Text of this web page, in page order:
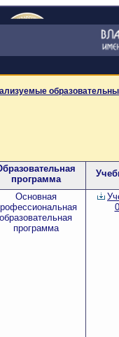
программа
Основная
образовательная
программа